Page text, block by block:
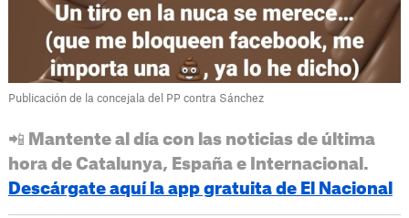
Publicación de la concejala del PP contra Sánchez
📲 Mantente al día con las noticias de última
hora de Catalunya, España e Internacional.
Descárgate aquí la app gratuita de El Nacional